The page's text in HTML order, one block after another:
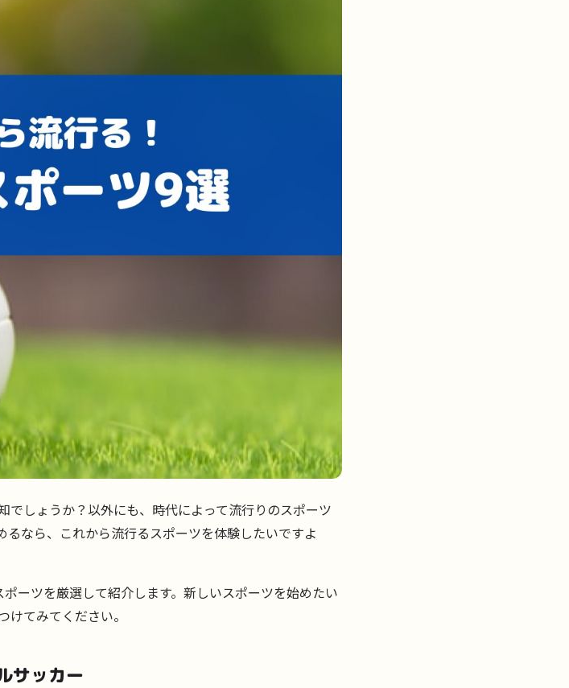
しょうか？以外にも、時代によって流行りのスポーツ
なら、これから流行るスポーツを体験したいですよ
ーツを厳選して紹介します。新しいスポーツを始めたい
てみてください。
サッカー